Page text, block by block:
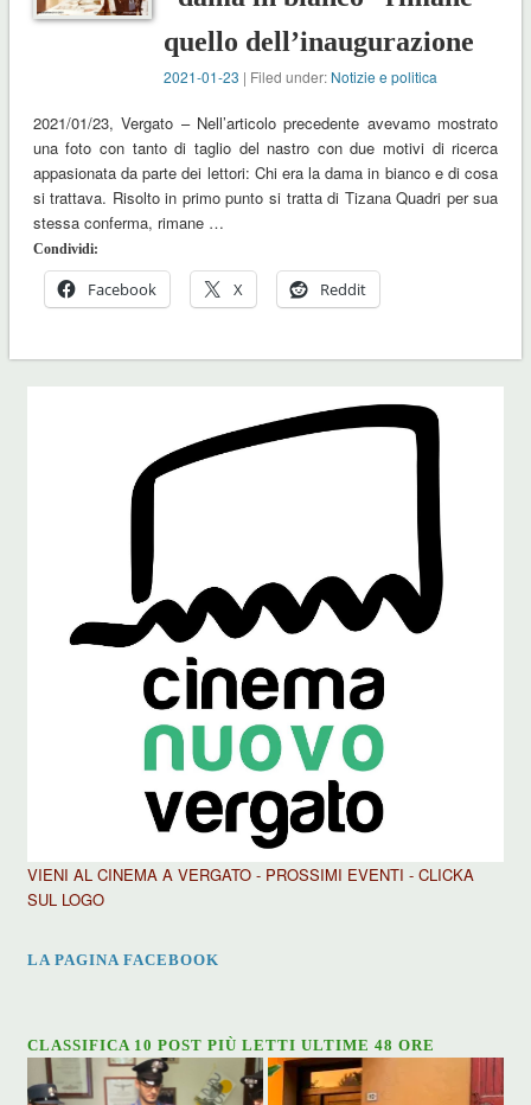
quello dell’inaugurazione
2021-01-23 | Filed under: Notizie e politica
2021/01/23, Vergato – Nell’articolo precedente avevamo mostrato
una foto con tanto di taglio del nastro con due motivi di ricerca
appasionata da parte dei lettori: Chi era la dama in bianco e di cosa
si trattava. Risolto in primo punto si tratta di Tizana Quadri per sua
stessa conferma, rimane …
Condividi:
Facebook X Reddit
VIENI AL CINEMA A VERGATO - PROSSIMI EVENTI - CLICKA
SUL LOGO
LA PAGINA FACEBOOK
CLASSIFICA 10 POST PIÙ LETTI ULTIME 48 ORE